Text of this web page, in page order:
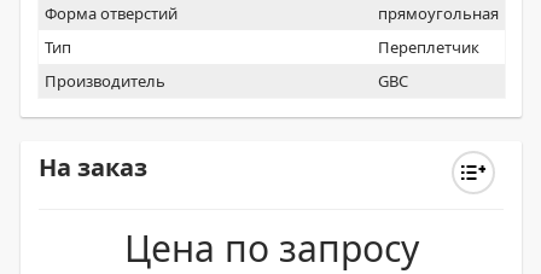
Форма отверстий
прямоугольная
Тип
Переплетчик
Производитель
GBC
На заказ
Цена по запросу